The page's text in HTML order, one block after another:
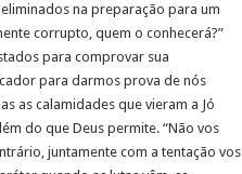
na preparação para um
corrupto, quem o conhecerá?”
para comprovar sua
para darmos prova de nós
as calamidades que vieram a Jó
do que Deus permite. “Não vos
juntamente com a tentação vos